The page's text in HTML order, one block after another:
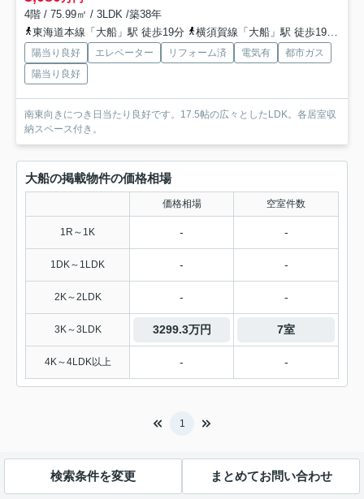
4階 / 75.99㎡ / 3LDK /築38年
東海道本線「大船」駅 徒歩19分
横須賀線「大船」駅 徒歩19分
陽当り良好 エレベーター リフォーム済 電気有
都市ガス
陽当り良好
南東向きにつき日当たり良好です。17.5帖の広々としたLDK。各居室収
納スペース付き。
大船の掲載物件の価格相場
価格相場 空室件数
1R～1K - -
1DK～1LDK - -
2K～2LDK - -
3K～3LDK 3299.3万円 7室
4K～4LDK以上 - -
1
検索条件を変更 まとめてお問い合わせ